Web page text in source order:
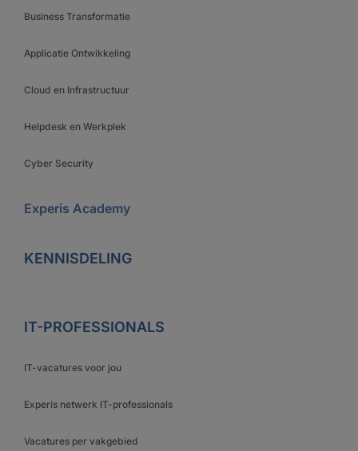
Business Transformatie
Applicatie Ontwikkeling
Cloud en Infrastructuur
Helpdesk en Werkplek
Cyber Security
Experis Academy
KENNISDELING
IT-PROFESSIONALS
IT-vacatures voor jou
Experis netwerk IT-professionals
Vacatures per vakgebied